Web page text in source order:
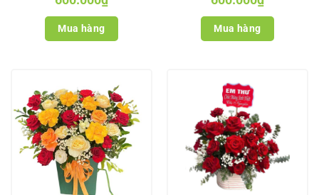
Mua hàng Mua hàng